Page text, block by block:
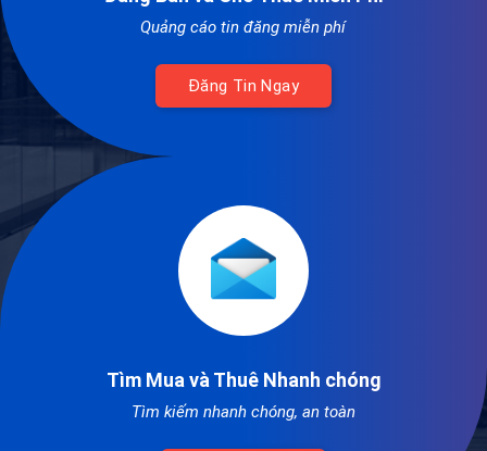
Quảng cáo tin đăng miễn phí
Đăng Tin Ngay
Tìm Mua và Thuê Nhanh chóng
Tìm kiếm nhanh chóng, an toàn